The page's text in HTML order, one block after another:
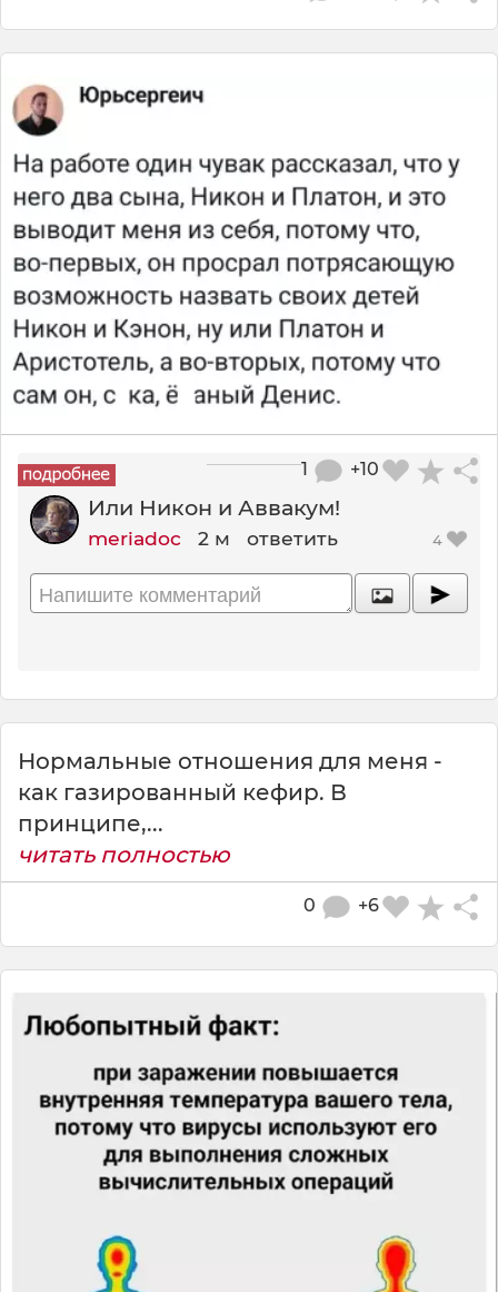
+10
1
Или Никон и Аввакум!
meriadoc 2 м ответить 4
Нормальные отношения для меня -
как газированный кефир. В
принципе,...
читать полностью
+6
0